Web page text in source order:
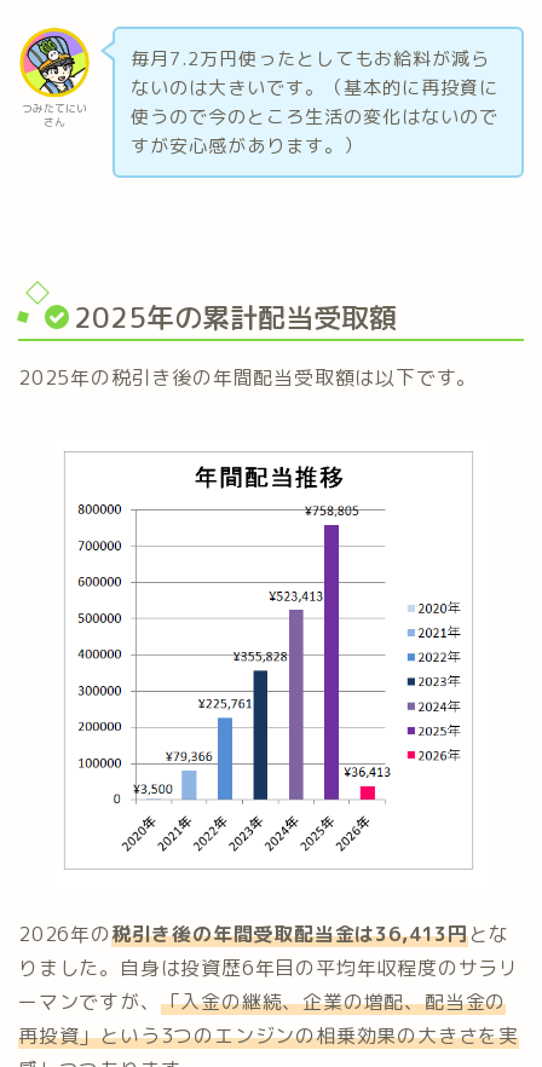
つみたてにい
さん
毎月7.2万円使ったとしてもお給料が減ら
ないのは大きいです。（基本的に再投資に
使うので今のところ生活の変化はないので
すが安心感があります。）
2025年の累計配当受取額
2025年の税引き後の年間配当受取額は以下です。
2026年の税引き後の年間受取配当金は36,413円とな
りました。自身は投資歴6年目の平均年収程度のサラリ
ーマンですが、 「入金の継続、企業の増配、配当金の
再投資」という3つのエンジンの相乗効果の大きさを実